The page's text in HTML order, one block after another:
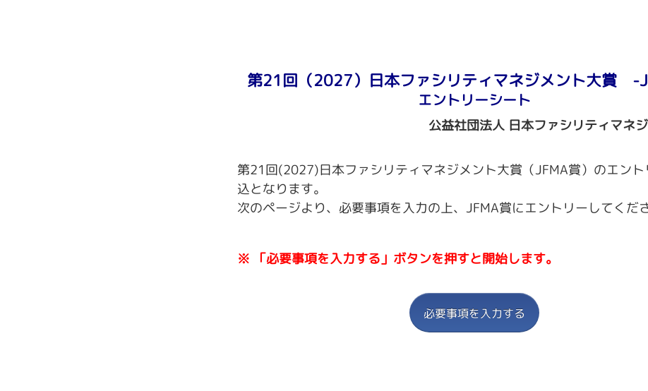
第21回（2027）日本ファシリティマネジメント大賞 -
エントリーシート
公益社団法人 日本ファシリティマネ
第21回(2027)日本ファシリティマネジメント大賞（JFMA賞）のエント
込となります。
次のページより、必要事項を入力の上、JFMA賞にエントリーしてくださ
※ 「必要事項を入力する」ボタンを押すと開始します。
必要事項を入力する